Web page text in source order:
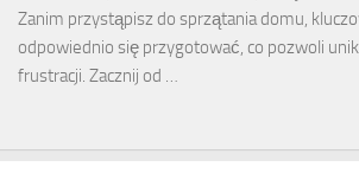
Zanim przystąpisz do sprzątania domu,
odpowiednio się przygotować, co pozwoli
frustracji. Zacznij od …